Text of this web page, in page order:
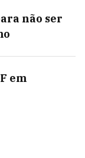
não ser
em